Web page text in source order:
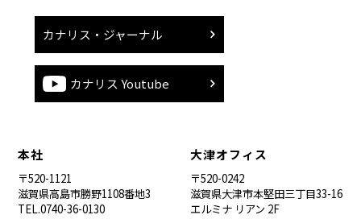
カナリス・ジャーナル
カナリス Youtube
本社
〒520-1121
滋賀県高島市勝野1108番地3
TEL.0740-36-0130
大津オフィス
〒520-0242
滋賀県大津市本堅田三丁目33-16
エルミナ リアン 2F